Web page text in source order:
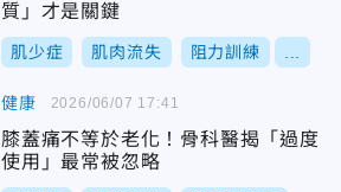
質」才是關鍵
肌少症 肌肉流失 阻力訓練
健康
膝蓋痛不等於老化！骨科醫揭「過度
使用」最常被忽略
2026/06/07 17:41